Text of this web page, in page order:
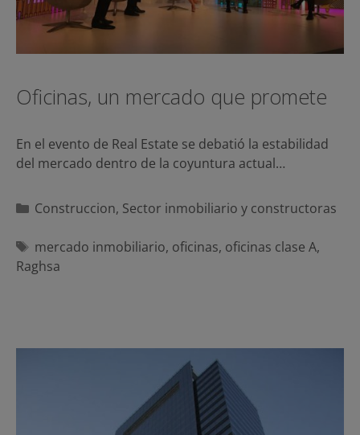
Oficinas, un mercado que promete
En el evento de Real Estate se debatió la estabilidad
del mercado dentro de la coyuntura actual…
Categorías
Construccion, Sector inmobiliario y constructoras
Etiquetas
mercado inmobiliario, oficinas, oficinas clase A,
Raghsa